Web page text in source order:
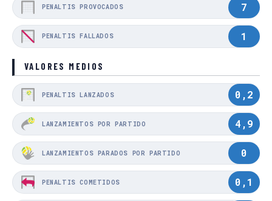
PENALTIS PROVOCADOS 7
PENALTIS FALLADOS 1
VALORES MEDIOS
PENALTIS LANZADOS 0,2
LANZAMIENTOS POR PARTIDO 4,9
LANZAMIENTOS PARADOS POR PARTIDO 0
PENALTIS COMETIDOS 0,1